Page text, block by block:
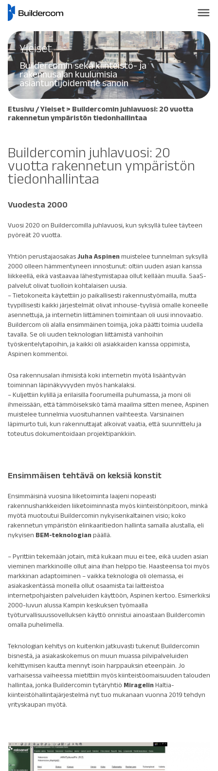
Yleiset
Buildercomin sekä kiinteistö- ja
rakennusalan kuulumisia
asiantuntijoidemme sanoin
Etusivu /Yleiset > Buildercomin juhlavuosi: 20 vuotta
rakennetun ympäristön tiedonhallintaa
Buildercomin juhlavuosi: 20
vuotta rakennetun ympäristön
tiedonhallintaa
Vuodesta 2000
Vuosi 2020 on Buildercomilla juhlavuosi, kun syksyllä tulee täyteen
pyöreät 20 vuotta.
Yhtiön perustajaosakasJuha Aspinenmuistelee tunnelman syksyllä
2000 olleen hämmentyneen innostunut: oltiin uuden asian kanssa
liikkeellä, eikä vastaavaa lähestymistapaa ollut kellään muulla. SaaS-
palvelut olivat tuolloin kohtalaisen uusia.
– Tietokoneita käytettiin jo paikallisesti rakennustyömailla, mutta
tyypillisesti kaikki järjestelmät olivat inhouse-tyylisiä omalle koneelle
asennettuja, ja internetin liittäminen toimintaan oli uusi innovaatio.
Buildercom oli alalla ensimmäinen toimija, joka päätti toimia uudella
tavalla. Se oli uuden teknologian liittämistä vanhoihin
työskentelytapoihin, ja kaikki oli asiakkaiden kanssa oppimista,
Aspinen kommentoi.
Osa rakennusalan ihmisistä koki internetin myötä lisääntyvän
toiminnan läpinäkyvyyden myös hankalaksi.
– Kuljettiin kylillä ja erilaisilla foorumeilla puhumassa, ja moni oli
ihmeissään, että tämmöiseksikö tämä maailma sitten menee, Aspinen
muistelee tunnelmia vuosituhannen vaihteesta. Varsinainen
läpimurto tuli, kun rakennuttajat alkoivat vaatia, että suunnittelu ja
toteutus dokumentoidaan projektipankkiin.
Ensimmäisen tehtävä on keksiä konstit
Ensimmäisinä vuosina liiketoiminta laajeni nopeasti
rakennushankkeiden liiketoiminnasta myös kiinteistönpitoon, minkä
myötä muotoutui Buildercomin nykyisenkaltainen visio; koko
rakennetun ympäristön elinkaaritiedon hallinta samalla alustalla, eli
nykyisen BEM-teknologianpäällä.
– Pyrittiin tekemään jotain, mitä kukaan muu ei tee, eikä uuden asian
vieminen markkinoille ollut aina ihan helppo tie. Haasteensa toi myös
markkinan adaptoiminen – vaikka teknologia oli olemassa, ei
asiakaskentässä monella ollut osaamista tai laitteistoa
internetpohjaisten palveluiden käyttöön, Aspinen kertoo. Esimerkiksi
2000-luvun alussa Kampin keskuksen työmaalla
työturvallisuussovelluksen käyttö onnistui ainoastaan Buildercomin
omalla puhelimella.
Teknologian kehitys on kuitenkin jatkuvasti tukenut Buildercomin
bisnestä, ja asiakaskokemus on muun muassa pilvipalveluiden
kehittymisen kautta mennyt isoin harppauksin eteenpäin. Jo
varhaisessa vaiheessa mietittiin myös kiinteistöomaisuuden talouden
hallintaa, jonka Buildercomin tytäryhtiö MiragelinHaltia-
kiinteistöhallintajärjestelmä nyt tuo mukanaan vuonna 2019 tehdyn
yrityskaupan myötä.